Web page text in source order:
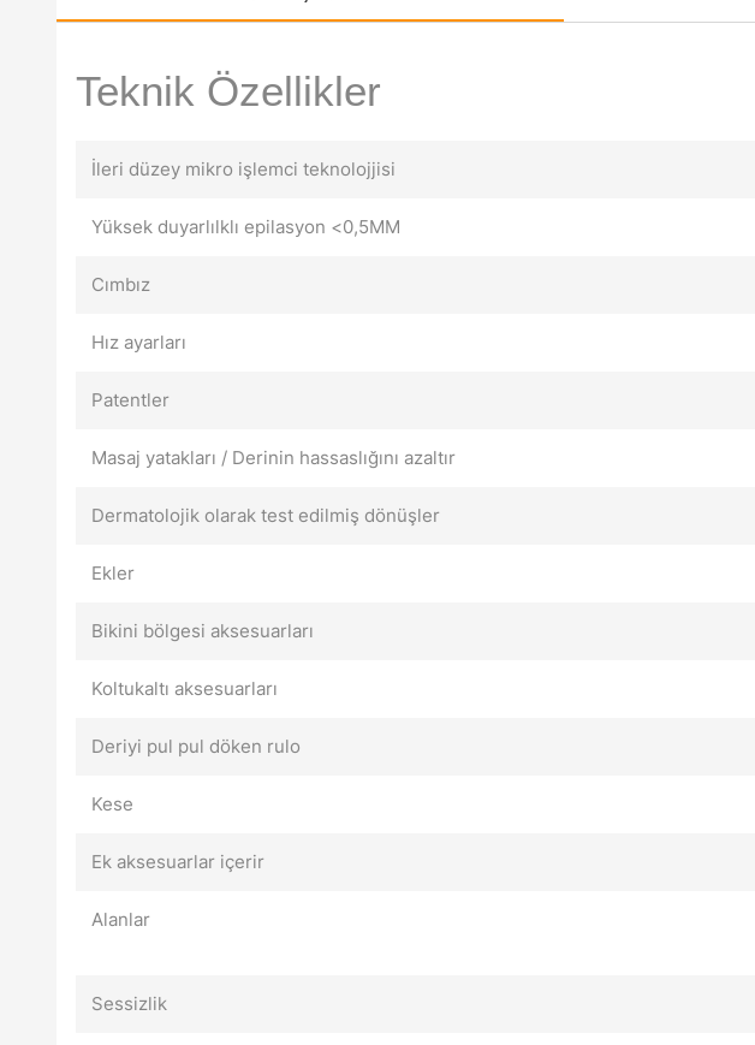
Teknik Özellikler
İleri düzey mikro işlemci teknolojjisi
Yüksek duyarlılklı epilasyon <0,5MM
Cımbız
Hız ayarları
Patentler
Masaj yatakları / Derinin hassaslığını azaltır
Dermatolojik olarak test edilmiş dönüşler
Ekler
Bikini bölgesi aksesuarları
Koltukaltı aksesuarları
Deriyi pul pul döken rulo
Kese
Ek aksesuarlar içerir
Alanlar
Sessizlik